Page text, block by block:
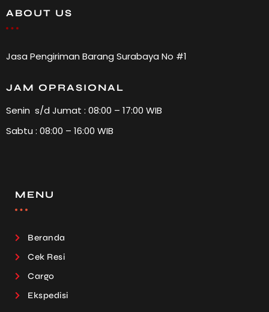
ABOUT US
Jasa Pengiriman Barang Surabaya No #1
JAM OPRASIONAL
Senin s/d Jumat : 08:00 – 17:00 WIB
Sabtu : 08:00 – 16:00 WIB
MENU
Beranda
Cek Resi
Cargo
Ekspedisi